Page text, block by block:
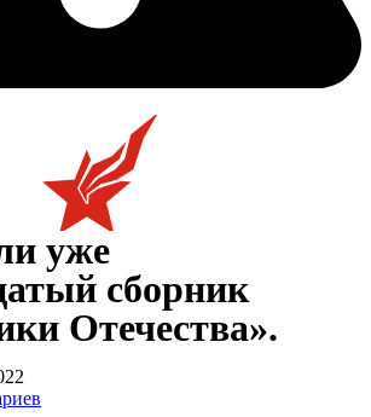
уже
сборник
Отечества».